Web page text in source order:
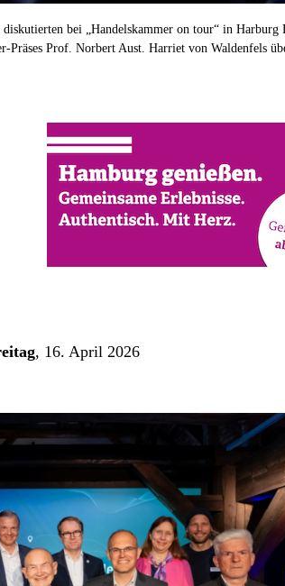
diskutierten bei „Handelskammer on tour“ in
Präses Prof. Norbert Aust. Harriet von Waldenfels
, 16. April 2026